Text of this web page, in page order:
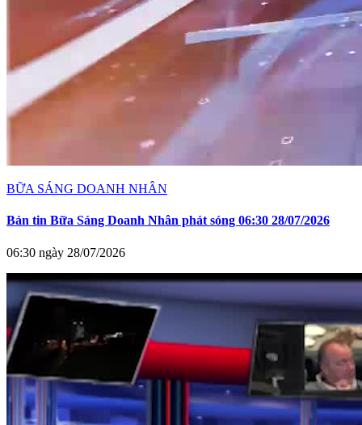
BỮA SÁNG DOANH NHÂN
Bản tin Bữa Sáng Doanh Nhân phát sóng 06:30 28/07/2026
06:30 ngày 28/07/2026